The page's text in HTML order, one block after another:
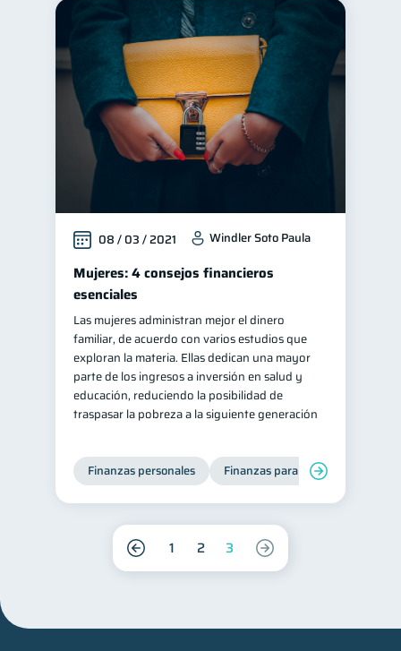
08 / 03 / 2021 Windler Soto Paula
Mujeres: 4 consejos financieros
esenciales
Las mujeres administran mejor el dinero
familiar, de acuerdo con varios estudios que
exploran la materia. Ellas dedican una mayor
parte de los ingresos a inversión en salud y
educación, reduciendo la posibilidad de
traspasar la pobreza a la siguiente generación
Finanzas personales Finanzas para mujeres
1 2 3